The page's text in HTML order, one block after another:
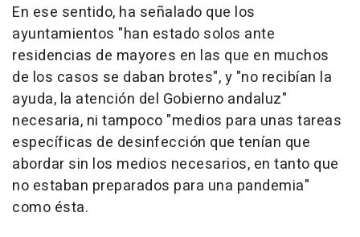
En ese sentido, ha señalado que los
ayuntamientos "han estado solos ante
residencias de mayores en las que en muchos
de los casos se daban brotes", y "no recibían la
ayuda, la atención del Gobierno andaluz"
necesaria, ni tampoco "medios para unas tareas
específicas de desinfección que tenían que
abordar sin los medios necesarios, en tanto que
no estaban preparados para una pandemia"
como ésta.